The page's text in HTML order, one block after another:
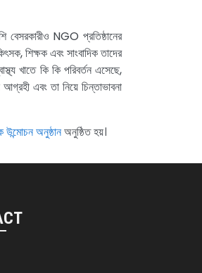
বেসরকারীও NGO প্রতিষ্ঠানের
শিক্ষক এবং সাংবাদিক তাদের
খাতে কি কি পরিবর্তন এসেছে,
এবং তা নিয়ে চিন্তাভাবনা
অনুষ্ঠানঅনুষ্ঠিত হয়।